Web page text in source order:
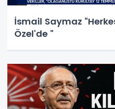
İsmail Saymaz
Özel'de "